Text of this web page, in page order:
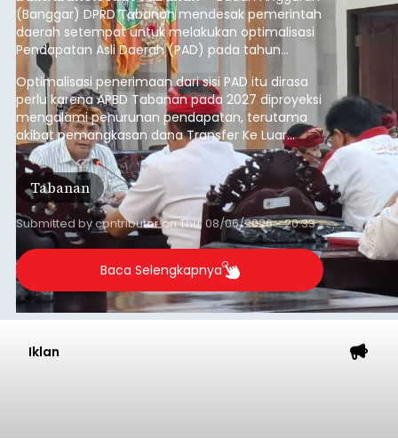
(Banggar) DPRD Tabanan mendesak pemerintah
daerah setempat untuk melakukan optimalisasi
Pendapatan Asli Daerah (PAD) pada tahun
anggaran 2027.
Optimalisasi penerimaan dari sisi PAD itu dirasa
perlu karena APBD Tabanan pada 2027 diproyeksi
mengalami penurunan pendapatan, terutama
akibat pemangkasan dana Transfer Ke Luar
Daerah (TKD) dari pemerintah pusat.
Tabanan
Submitted bycontributoronThu, 08/06/2026 - 20:33
Baca Selengkapnya
Iklan